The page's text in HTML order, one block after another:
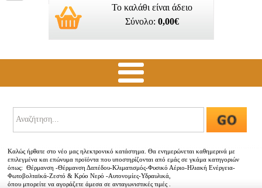
Το καλάθι είναι άδειο
Σύνολο: 0,00€
Αντιπροσωπείες
Εμπορικοί συνεργάτες
Τα νέα μας
Καλώς ήρθατε στο νέο μας ηλεκτρονικό κατάστημα. Θα ενημερώνεται καθημερινά με
επιλεγμένα και επώνυμα προϊόντα που υποστηρίζονται από εμάς σε γκάμα κατηγοριών
όπως: Θέρμανση -Θέρμανση Δαπέδου-Κλιματισμός-Φυσικό Αέριο-Ηλιακή Ενέργεια-
Φωτοβολταϊκά-Ζεστό & Κρύο Νερό -Αυτονομίες-Υδραυλικά,
όπου μπορείτε να αγοράζετε άμεσα σε ανταγωνιστικές τιμές .